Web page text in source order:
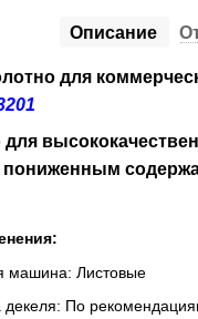
Описание
для
для
пониженным
машина: Листовые
По